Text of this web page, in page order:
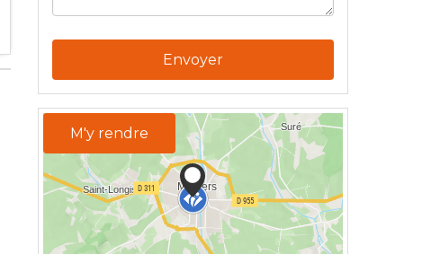
Envoyer
M'y rendre